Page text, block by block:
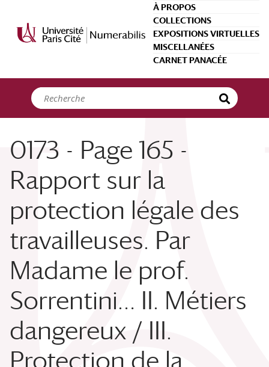
À PROPOS
COLLECTIONS
EXPOSITIONS VIRTUELLES
MISCELLANÉES
CARNET PANACÉE
0173 - Page 165 -
Rapport sur la
protection légale des
travailleuses. Par
Madame le prof.
Sorrentini… II. Métiers
dangereux / III.
Protection de la